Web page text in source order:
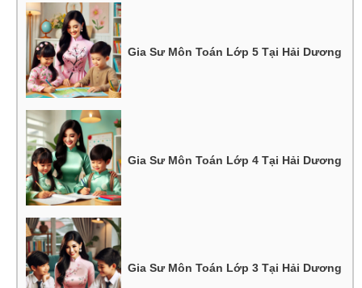
Gia Sư Môn Toán Lớp 5 Tại Hải Dương
Gia Sư Môn Toán Lớp 4 Tại Hải Dương
Gia Sư Môn Toán Lớp 3 Tại Hải Dương